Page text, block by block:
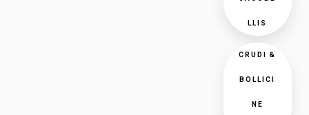
LLIS
CRUDI &
BOLLICI
NE